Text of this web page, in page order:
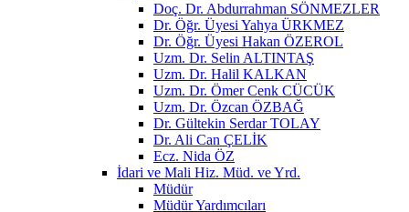
Doç. Dr. Abdurrahman SÖNMEZLER
Dr. Öğr. Üyesi Yahya ÜRKMEZ
Dr. Öğr. Üyesi Hakan ÖZEROL
Uzm. Dr. Selin ALTINTAŞ
Uzm. Dr. Halil KALKAN
Uzm. Dr. Ömer Cenk CÜCÜK
Uzm. Dr. Özcan ÖZBAĞ
Dr. Gültekin Serdar TOLAY
Dr. Ali Can ÇELİK
Ecz. Nida ÖZ
İdari ve Mali Hiz. Müd. ve Yrd.
Müdür
Müdür Yardımcıları